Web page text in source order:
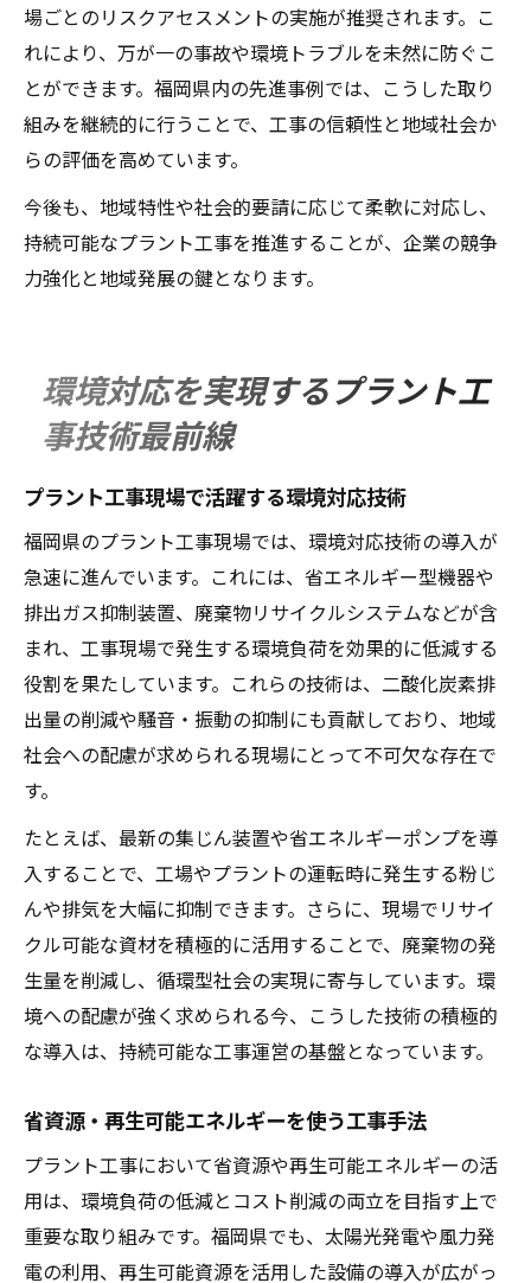
場ごとのリスクアセスメントの実施が推奨されます。こ
れにより、万が一の事故や環境トラブルを未然に防ぐこ
とができます。福岡県内の先進事例では、こうした取り
組みを継続的に行うことで、工事の信頼性と地域社会か
らの評価を高めています。
今後も、地域特性や社会的要請に応じて柔軟に対応し、
持続可能なプラント工事を推進することが、企業の競争
力強化と地域発展の鍵となります。
環境対応を実現するプラント工
事技術最前線
プラント工事現場で活躍する環境対応技術
福岡県のプラント工事現場では、環境対応技術の導入が
急速に進んでいます。これには、省エネルギー型機器や
排出ガス抑制装置、廃棄物リサイクルシステムなどが含
まれ、工事現場で発生する環境負荷を効果的に低減する
役割を果たしています。これらの技術は、二酸化炭素排
出量の削減や騒音・振動の抑制にも貢献しており、地域
社会への配慮が求められる現場にとって不可欠な存在で
す。
たとえば、最新の集じん装置や省エネルギーポンプを導
入することで、工場やプラントの運転時に発生する粉じ
んや排気を大幅に抑制できます。さらに、現場でリサイ
クル可能な資材を積極的に活用することで、廃棄物の発
生量を削減し、循環型社会の実現に寄与しています。環
境への配慮が強く求められる今、こうした技術の積極的
な導入は、持続可能な工事運営の基盤となっています。
省資源・再生可能エネルギーを使う工事手法
プラント工事において省資源や再生可能エネルギーの活
用は、環境負荷の低減とコスト削減の両立を目指す上で
重要な取り組みです。福岡県でも、太陽光発電や風力発
電の利用、再生可能資源を活用した設備の導入が広がっ